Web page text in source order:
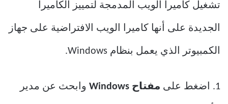
تشغيل كاميرا الويب المدمجة لتمييز الكاميرا
الجديدة على أنها كاميرا الويب الافتراضية على جهاز
الكمبيوتر الذي يعمل بنظام Windows.
1. اضغط على مفتاح Windows وابحث عن مدير